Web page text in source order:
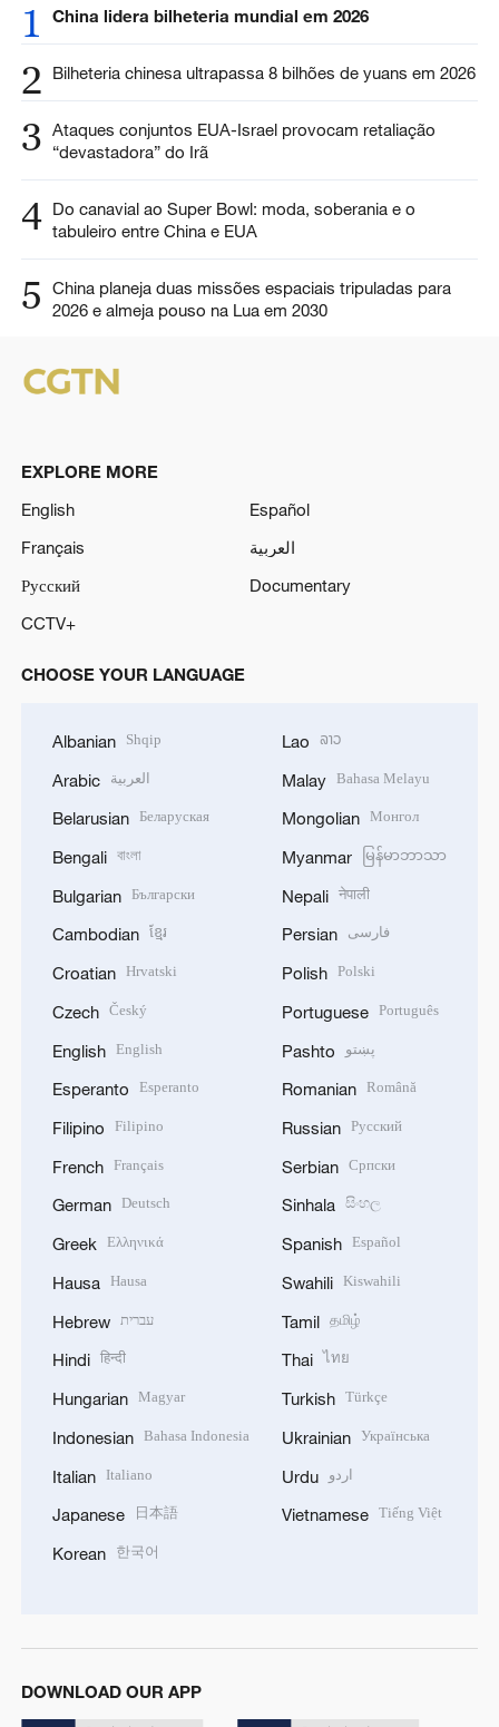
1 China lidera bilheteria mundial em 2026
2 Bilheteria chinesa ultrapassa 8 bilhões de yuans em 2026
3 Ataques conjuntos EUA-Israel provocam retaliação
“devastadora” do Irã
4 Do canavial ao Super Bowl: moda, soberania e o
tabuleiro entre China e EUA
5
China planeja duas missões espaciais tripuladas para
2026 e almeja pouso na Lua em 2030
EXPLORE MORE
English
Español
Français
العربية
Русский
Documentary
CCTV+
CHOOSE YOUR LANGUAGE
Albanian Shqip
Arabic العربية
Belarusian Беларуская
Bengali বাংলা
Bulgarian Български
Cambodian ខ្មែរ
Croatian Hrvatski
Czech Český
English English
Esperanto Esperanto
Filipino Filipino
French Français
German Deutsch
Greek Ελληνικά
Hausa Hausa
Hebrew עברית
Hindi हिन्दी
Hungarian Magyar
Indonesian Bahasa Indonesia
Italian Italiano
Japanese 日本語
Korean 한국어
Lao ລາວ
Malay Bahasa Melayu
Mongolian Монгол
Myanmar မြန်မာဘာသာ
Nepali नेपाली
Persian فارسی
Polish Polski
Portuguese Português
Pashto پښتو
Romanian Română
Russian Русский
Serbian Српски
Sinhala සිංහල
Spanish Español
Swahili Kiswahili
Tamil தமிழ்
Thai ไทย
Turkish Türkçe
Ukrainian Українська
Urdu اردو
Vietnamese Tiếng Việt
DOWNLOAD OUR APP